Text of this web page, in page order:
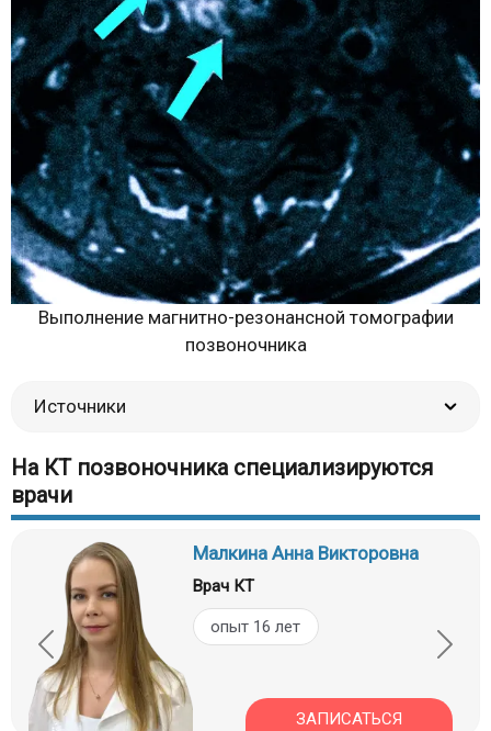
Выполнение магнитно-резонансной томографии
позвоночника
Источники
На КТ позвоночника специализируются
врачи
Малкина Анна Викторовна
Врач КТ
опыт 16 лет
ЗАПИСАТЬСЯ